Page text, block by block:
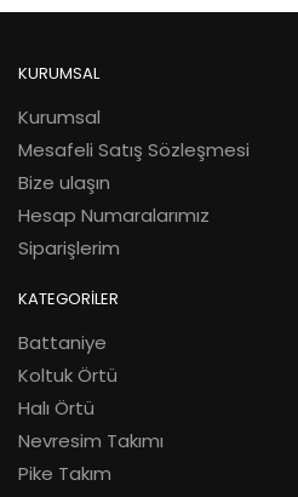
KURUMSAL
Kurumsal
Mesafeli Satış Sözleşmesi
Bize ulaşın
Hesap Numaralarımız
Siparişlerim
KATEGORİLER
Battaniye
Koltuk Örtü
Halı Örtü
Nevresim Takımı
Pike Takım